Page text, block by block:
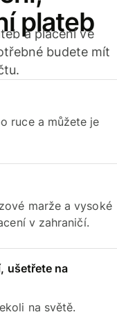
plateb
a placení ve
budete mít
ruce a můžete je
marže a vysoké
v zahraničí.
ušetřete na
na světě.